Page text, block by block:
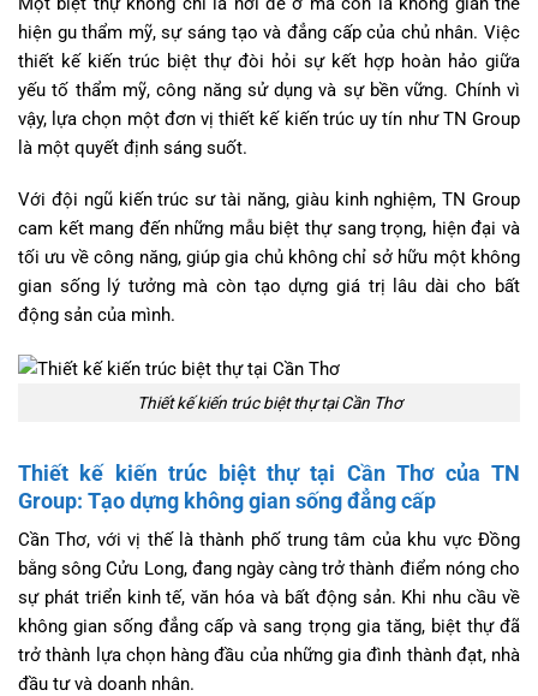
hiện gu thẩm mỹ, sự sáng tạo và đẳng cấp của chủ nhân. Việc
thiết kế kiến trúc biệt thự đòi hỏi sự kết hợp hoàn hảo giữa
yếu tố thẩm mỹ, công năng sử dụng và sự bền vững. Chính vì
vậy, lựa chọn một đơn vị thiết kế kiến trúc uy tín như TN Group
là một quyết định sáng suốt.
Với đội ngũ kiến trúc sư tài năng, giàu kinh nghiệm, TN Group
cam kết mang đến những mẫu biệt thự sang trọng, hiện đại và
tối ưu về công năng, giúp gia chủ không chỉ sở hữu một không
gian sống lý tưởng mà còn tạo dựng giá trị lâu dài cho bất
động sản của mình.
Thiết kế kiến trúc biệt thự tại Cần Thơ
Thiết kế kiến trúc biệt thự tại Cần Thơ của TN
Group: Tạo dựng không gian sống đẳng cấp
Cần Thơ, với vị thế là thành phố trung tâm của khu vực Đồng
bằng sông Cửu Long, đang ngày càng trở thành điểm nóng cho
sự phát triển kinh tế, văn hóa và bất động sản. Khi nhu cầu về
không gian sống đẳng cấp và sang trọng gia tăng, biệt thự đã
trở thành lựa chọn hàng đầu của những gia đình thành đạt, nhà
đầu tư và doanh nhân.